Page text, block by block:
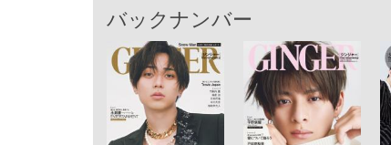
バックナンバー